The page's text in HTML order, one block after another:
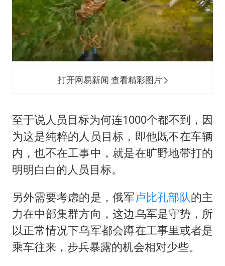
打开网易新闻 查看精彩图片
至于说人员目标为何连1000个都不到，因
为这是纯粹的人员目标，即他既不在车辆
内，也不在工事中，就是在旷野地带打的
明明白白的人员目标。
另外需要考虑的是，俄军卢比孔部队的主
力在中部集群方向，这边乌军是守势，所
以正常情况下乌军都会蹲在工事里或者是
乘车往来，步兵暴露的机会相对少些。